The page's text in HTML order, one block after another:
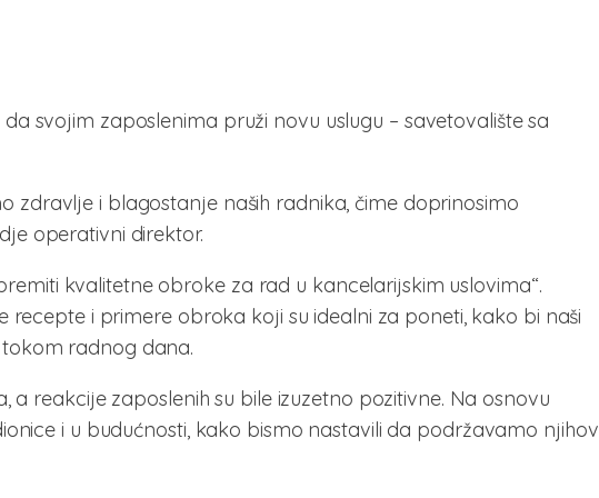
svojim zaposlenima pruži novu uslugu – savetovalište sa
zdravlje i blagostanje naših radnika, čime doprinosimo
operativni direktor.
kvalitetne obroke za rad u kancelarijskim uslovima“.
i primere obroka koji su idealni za poneti, kako bi naši
radnog dana.
reakcije zaposlenih su bile izuzetno pozitivne. Na osnovu
i u budućnosti, kako bismo nastavili da podržavamo njihov